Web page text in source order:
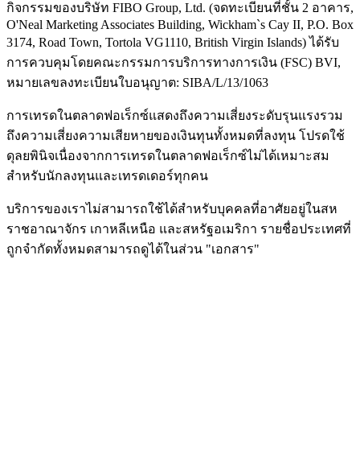
กิจกรรมของบริษัท FIBO Group, Ltd. (จดทะเบียนที่ชั้น 2 อาคาร,
O'Neal Marketing Associates Building, Wickham`s Cay II, P.O. Box
3174, Road Town, Tortola VG1110, British Virgin Islands) ได้รับ
การควบคุมโดยคณะกรรมการบริการทางการเงิน (FSC) BVI,
หมายเลขลงทะเบียนใบอนุญาต: SIBA/L/13/1063
การเทรดในตลาดฟอเร็กซ์แสดงถึงความเสี่ยงระดับรุนแรงรวม
ถึงความเสี่ยงความเสียหายของเงินทุนทั้งหมดที่ลงทุน โปรดใช้
ดุลยพินิจเนื่องจากการเทรดในตลาดฟอเร็กซ์ไม่ได้เหมาะสม
สำหรับนักลงทุนและเทรดเดอร์ทุกคน
บริการของเราไม่สามารถใช้ได้สำหรับบุคคลที่อาศัยอยู่ในสห
ราชอาณาจักร เกาหลีเหนือ และสหรัฐอเมริกา รายชื่อประเทศที่
ถูกจำกัดทั้งหมดสามารถดูได้ในส่วน "เอกสาร"